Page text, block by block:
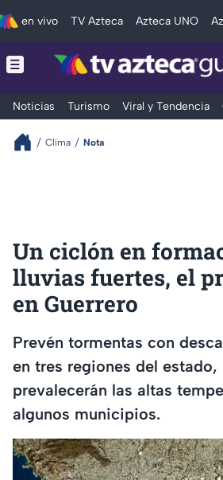
en vivo TV Azteca Azteca UNO
Noticias Turismo Viral y Tendencia
Clima Nota
Un ciclón en
lluvias fuertes, el
en Guerrero
Prevén tormentas con
en tres regiones del estado,
prevalecerán las altas
algunos municipios.